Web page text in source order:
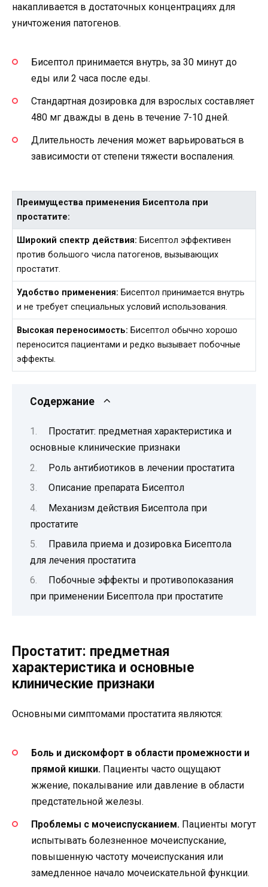
накапливается в достаточных концентрациях для
уничтожения патогенов.
Бисептол принимается внутрь, за 30 минут до
еды или 2 часа после еды.
Стандартная дозировка для взрослых составляет
480 мг дважды в день в течение 7-10 дней.
Длительность лечения может варьироваться в
зависимости от степени тяжести воспаления.
Преимущества применения Бисептола при
простатите:
Широкий спектр действия: Бисептол эффективен
против большого числа патогенов, вызывающих
простатит.
Удобство применения: Бисептол принимается внутрь
и не требует специальных условий использования.
Высокая переносимость: Бисептол обычно хорошо
переносится пациентами и редко вызывает побочные
эффекты.
Содержание
Простатит: предметная характеристика и
основные клинические признаки
Роль антибиотиков в лечении простатита
Описание препарата Бисептол
Механизм действия Бисептола при
простатите
Правила приема и дозировка Бисептола
для лечения простатита
Побочные эффекты и противопоказания
при применении Бисептола при простатите
Простатит: предметная
характеристика и основные
клинические признаки
Основными симптомами простатита являются:
Боль и дискомфорт в области промежности и
прямой кишки. Пациенты часто ощущают
жжение, покалывание или давление в области
предстательной железы.
Проблемы с мочеиспусканием. Пациенты могут
испытывать болезненное мочеиспускание,
повышенную частоту мочеиспускания или
замедленное начало мочеискательной функции.